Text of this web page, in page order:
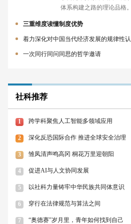
体系构建之路的理论品格。
三重维度读懂制度优势
着力深化对中国当代经济发展的规律性认
一次同行同问同思的哲学邀请
社科推荐
1 跨学科聚焦人工智能多领域应用
2 深化反恐国际合作 推进全球安全治理
3 雏凤清声鸣高冈 桐花万里迎朝阳
4 促进AI与人文协同发展
5 以社科力量铸牢中华民族共同体意识
6 穿行在法律规范与算法之间
7 “奥德赛”岁月里，青年如何找到自己